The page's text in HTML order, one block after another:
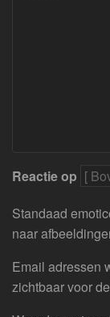
Reactie op
Standaad
naar
Email adressen
zichtbaar voor